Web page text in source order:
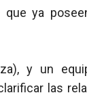
que ya
y un
las